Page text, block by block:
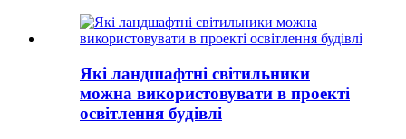
Які ландшафтні світильники
можна використовувати в проекті
освітлення будівлі